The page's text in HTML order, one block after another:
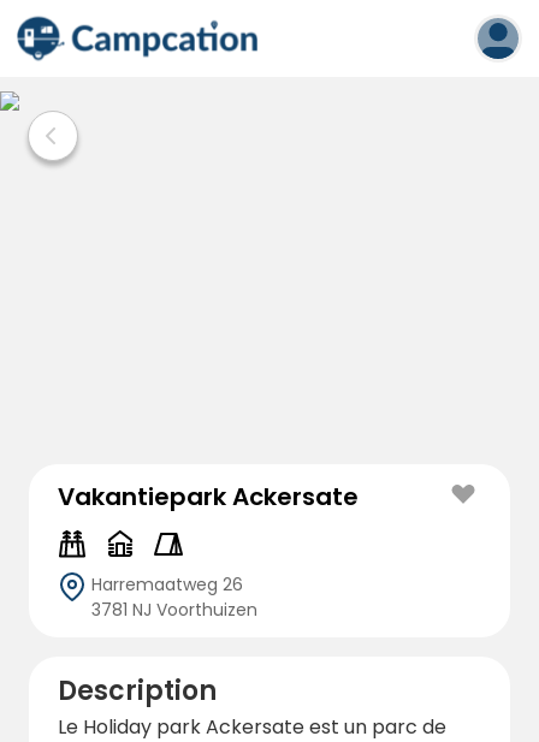
Vakantiepark Ackersate
Harremaatweg 26
3781 NJ Voorthuizen
Description
Le Holiday park Ackersate est un parc de